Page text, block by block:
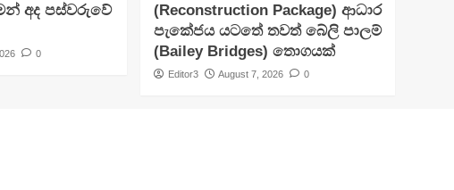
අද පස්වරුවේ
0
(Reconstruction Package) ආධාර
පැකේජය යටතේ තවත් බේලි පාලම්
(Bailey Bridges) තොගයක්
Editor3 August 7, 2026 0